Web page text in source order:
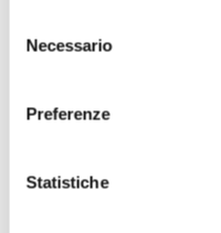
delNecessario
Preferenze
Statistiche